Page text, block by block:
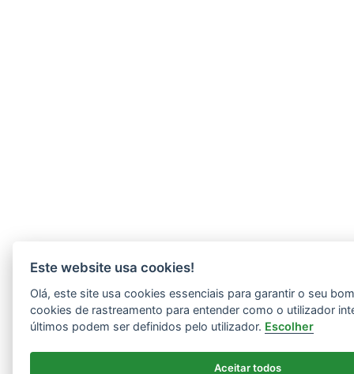
Este website usa cookies!
Olá, este site usa cookies essenciais para garantir o seu
cookies de rastreamento para entender como o utilizador
últimos podem ser definidos pelo utilizador. Escolher
Aceitar todos